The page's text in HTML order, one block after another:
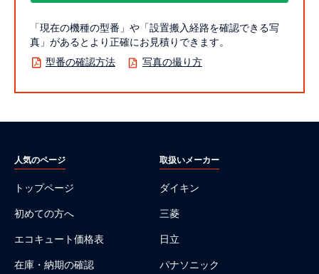
「現在の機種の型番」や「設置搬入経路を確認できる写
真」があるとより正確にお見積りできます。
型番の確認方法
写真の撮り方
人気のページ
トップページ
初めての方へ
エコキュート価格表
在庫・納期の確認
取扱いメーカー
ダイキン
三菱
日立
パナソニック